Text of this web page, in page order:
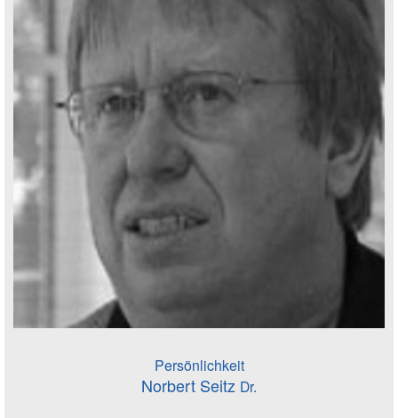
Persönlichkeit
Norbert Seitz Dr.